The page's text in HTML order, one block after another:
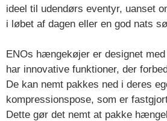
ideel til udendørs eventyr, uanset
i løbet af dagen eller en god nats
ENOs hængekøjer er designet
har innovative funktioner, der
De kan nemt pakkes ned i deres
kompressionspose, som er
Dette gør det nemt at pakke